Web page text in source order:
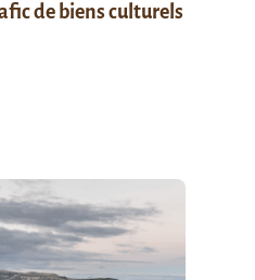
de biens culturels